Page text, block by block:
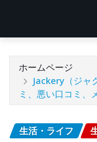
ホームページ
Jackery（ジャ
ミ、悪い口コミ、
生活・ライフ